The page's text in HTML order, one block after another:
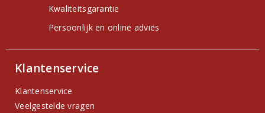
Kwaliteitsgarantie
Persoonlijk en online advies
Klantenservice
Klantenservice
Veelgestelde vragen